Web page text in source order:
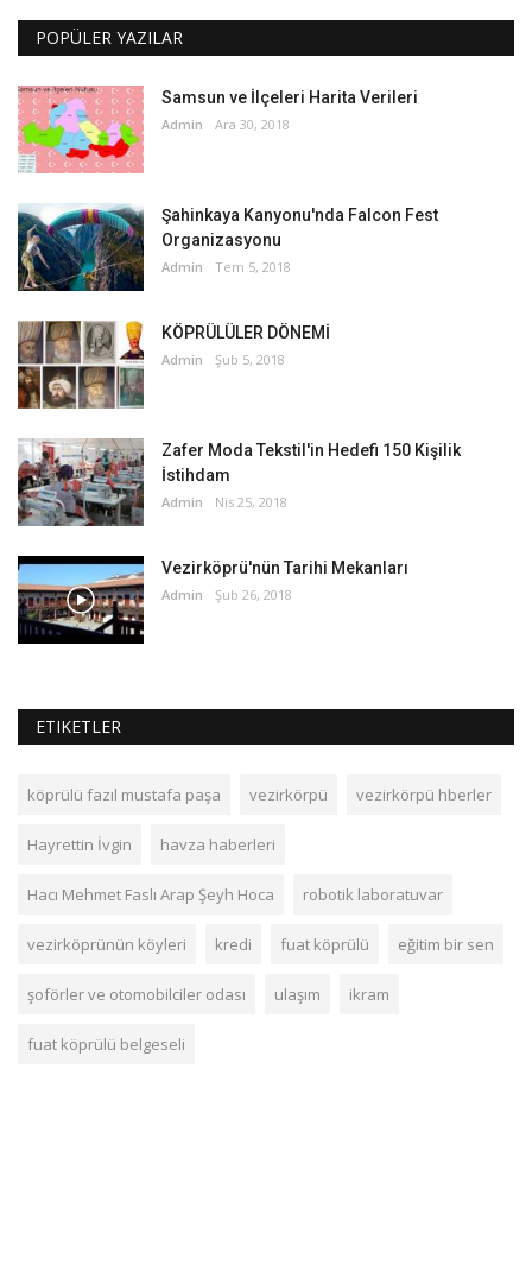
POPÜLER YAZILAR
Samsun ve İlçeleri Harita Verileri
Admin Ara 30, 2018
Şahinkaya Kanyonu'nda Falcon Fest
Organizasyonu
Admin Tem 5, 2018
KÖPRÜLÜLER DÖNEMİ
Admin Şub 5, 2018
Zafer Moda Tekstil'in Hedefi 150 Kişilik
İstihdam
Admin Nis 25, 2018
Vezirköprü'nün Tarihi Mekanları
Admin Şub 26, 2018
ETIKETLER
köprülü fazıl mustafa paşa vezirkörpü vezirkörpü hberler
Hayrettin İvgin havza haberleri
Hacı Mehmet Faslı Arap Şeyh Hoca robotik laboratuvar
vezirköprünün köyleri kredi fuat köprülü eğitim bir sen
şoförler ve otomobilciler odası ulaşım ikram
fuat köprülü belgeseli